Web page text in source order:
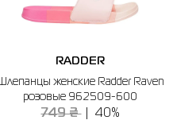
RADDER
Шлепанцы женские Radder Raven
розовые 962509-600
749 ₴ 40%